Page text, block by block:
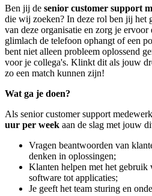
Ben jij de senior customer support
die wij zoeken? In deze rol ben jij het
van deze organisatie en zorg je ervoor
glimlach de telefoon ophangt of een
bent niet alleen probleem oplossend
voor je collega's. Klinkt dit als jouw
zo een match kunnen zijn!
Wat ga je doen?
Als senior customer support
uur per week aan de slag met jouw
Vragen beantwoorden van
denken in oplossingen;
Klanten helpen met het gebruik
software tot applicaties;
Je geeft het team sturing en